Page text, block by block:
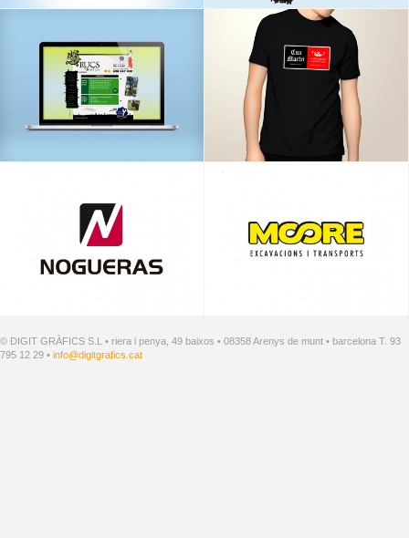
© DIGIT GRÀFICS S.L • riera i penya, 49 baixos • 08358 Arenys de munt • barcelona T. 93
795 12 29 • info@digitgrafics.cat